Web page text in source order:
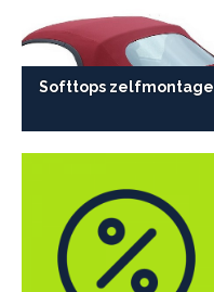
Softtops zelfmontage